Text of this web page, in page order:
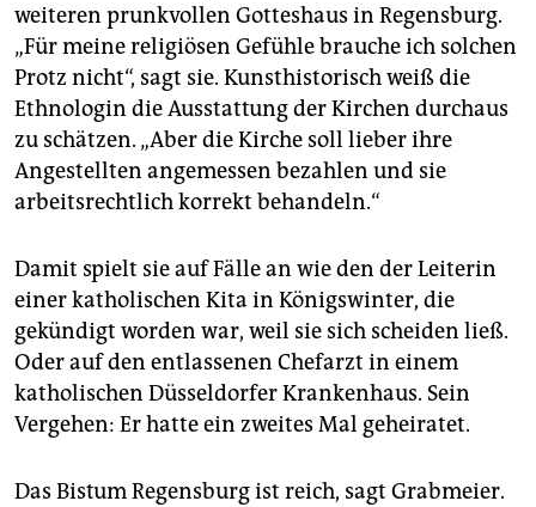
weiteren prunkvollen Gotteshaus in Regensburg.
„Für meine religiösen Gefühle brauche ich solchen
Protz nicht“, sagt sie. Kunsthistorisch weiß die
Ethnologin die Ausstattung der Kirchen durchaus
zu schätzen. „Aber die Kirche soll lieber ihre
Angestellten angemessen bezahlen und sie
arbeitsrechtlich korrekt behandeln.“
Damit spielt sie auf Fälle an wie den der Leiterin
einer katholischen Kita in Königswinter, die
gekündigt worden war, weil sie sich scheiden ließ.
Oder auf den entlassenen Chefarzt in einem
katholischen Düsseldorfer Krankenhaus. Sein
Vergehen: Er hatte ein zweites Mal geheiratet.
Das Bistum Regensburg ist reich, sagt Grabmeier.